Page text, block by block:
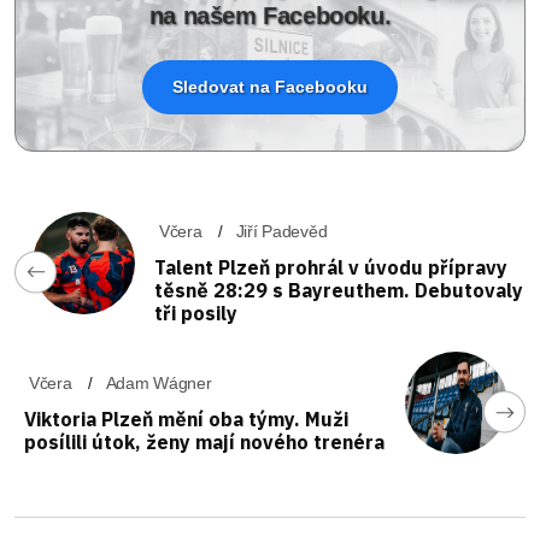
na našem Facebooku.
Sledovat na Facebooku
Včera Jiří Padevěd
Talent Plzeň prohrál v úvodu přípravy
těsně 28:29 s Bayreuthem. Debutovaly
tři posily
Včera Adam Wágner
Viktoria Plzeň mění oba týmy. Muži
posílili útok, ženy mají nového trenéra